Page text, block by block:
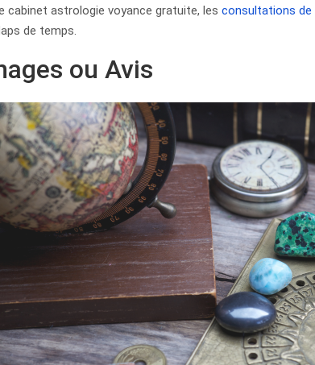
cabinet astrologie voyance gratuite, les consultations de
de temps.
ou Avis